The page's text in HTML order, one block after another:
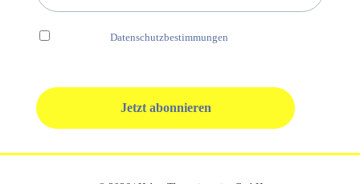
Datenschutzbestimmungen